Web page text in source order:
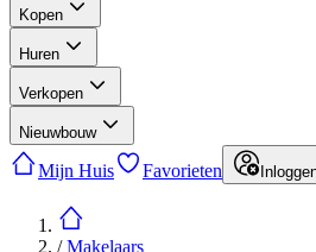
Kopen
Huren
Verkopen
Nieuwbouw
Mijn Huis Favorieten
/Makelaars